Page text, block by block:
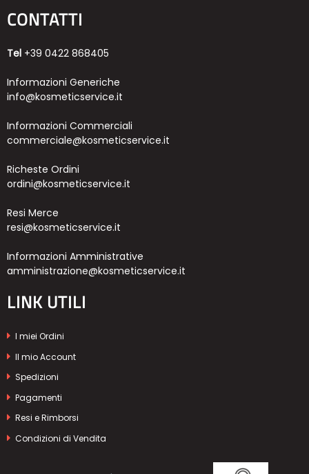
CONTATTI
Tel +39 0422 868405
Informazioni Generiche
info@kosmeticservice.it
Informazioni Commerciali
commerciale@kosmeticservice.it
Richeste Ordini
ordini@kosmeticservice.it
Resi Merce
resi@kosmeticservice.it
Informazioni Amministrative
amministrazione@kosmeticservice.it
LINK UTILI
I miei Ordini
Il mio Account
Spedizioni
Pagamenti
Resi e Rimborsi
Condizioni di Vendita